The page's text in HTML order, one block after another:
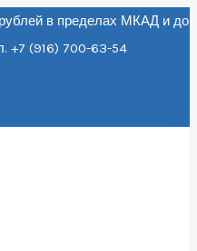
в пределах МКАД и до
+7 (916) 700-63-54